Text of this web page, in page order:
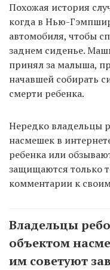
Похожая история
когда в Нью-
автомобиля, чтобы
заднем сиденье.
принял за малыша,
начавшей собирать
смерти ребенка.
Нередко владельцы
насмешек в
ребенка или
защищаются только
комментарии к
Владельцы
объектом
им советуют